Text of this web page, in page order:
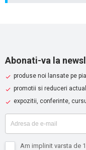
Abonati-va la
produse noi lansate pe
promotii si reduceri
expozitii, conferinte,
Am implinit varsta de